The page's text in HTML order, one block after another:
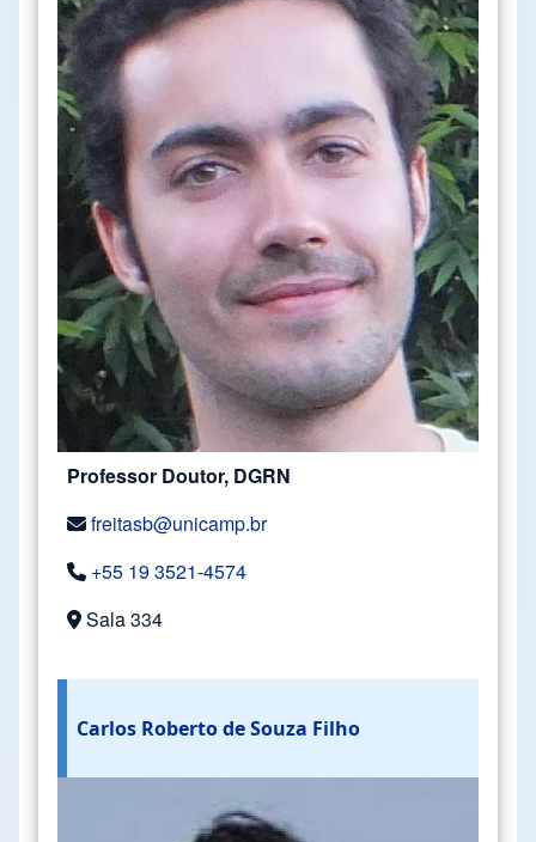
Professor Doutor, DGRN
freitasb@unicamp.br
+55 19 3521-4574
Sala 334
Carlos Roberto de Souza Filho